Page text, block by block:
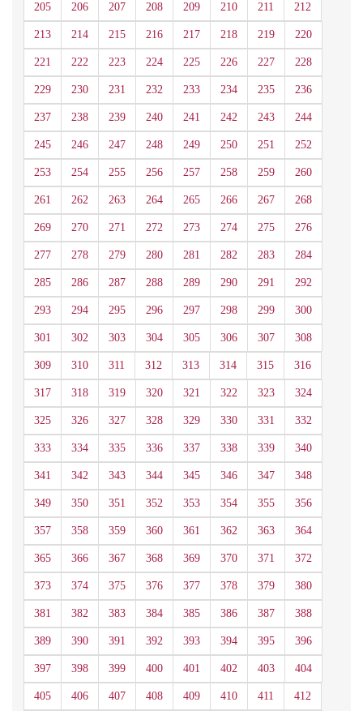
205 206 207 208 209 210 211 212
213 214 215 216 217 218 219 220
221 222 223 224 225 226 227 228
229 230 231 232 233 234 235 236
237 238 239 240 241 242 243 244
245 246 247 248 249 250 251 252
253 254 255 256 257 258 259 260
261 262 263 264 265 266 267 268
269 270 271 272 273 274 275 276
277 278 279 280 281 282 283 284
285 286 287 288 289 290 291 292
293 294 295 296 297 298 299 300
301 302 303 304 305 306 307 308
309 310 311 312 313 314 315 316
317 318 319 320 321 322 323 324
325 326 327 328 329 330 331 332
333 334 335 336 337 338 339 340
341 342 343 344 345 346 347 348
349 350 351 352 353 354 355 356
357 358 359 360 361 362 363 364
365 366 367 368 369 370 371 372
373 374 375 376 377 378 379 380
381 382 383 384 385 386 387 388
389 390 391 392 393 394 395 396
397 398 399 400 401 402 403 404
405 406 407 408 409 410 411 412